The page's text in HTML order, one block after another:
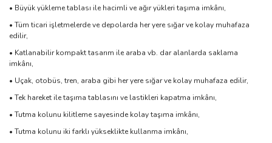
• Büyük yükleme tablası ile hacimli ve ağır yükleri taşıma imkânı,
• Tüm ticari işletmelerde ve depolarda her yere sığar ve kolay muhafaza
edilir,
• Katlanabilir kompakt tasarım ile araba vb. dar alanlarda saklama
imkânı,
• Uçak, otobüs, tren, araba gibi her yere sığar ve kolay muhafaza edilir,
• Tek hareket ile taşıma tablasını ve lastikleri kapatma imkânı,
• Tutma kolunu kilitleme sayesinde kolay taşıma imkânı,
• Tutma kolunu iki farklı yükseklikte kullanma imkânı,